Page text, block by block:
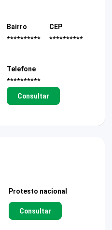
Bairro
**********
CEP
**********
Telefone
**********
Consultar
Protesto nacional
Consultar